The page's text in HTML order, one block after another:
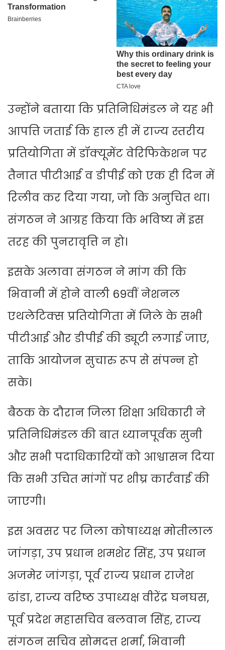
उन्होंने बताया कि प्रतिनिधिमंडल ने यह भी
आपत्ति जताई कि हाल ही में राज्य स्तरीय
प्रतियोगिता में डॉक्यूमेंट वेरिफिकेशन पर
तैनात पीटीआई व डीपीई को एक ही दिन में
रिलीव कर दिया गया, जो कि अनुचित था।
संगठन ने आग्रह किया कि भविष्य में इस
तरह की पुनरावृत्ति न हो।
इसके अलावा संगठन ने मांग की कि
भिवानी में होने वाली 69वीं नेशनल
एथलेटिक्स प्रतियोगिता में जिले के सभी
पीटीआई और डीपीई की ड्यूटी लगाई जाए,
ताकि आयोजन सुचारु रूप से संपन्न हो
सके।
बैठक के दौरान जिला शिक्षा अधिकारी ने
प्रतिनिधिमंडल की बात ध्यानपूर्वक सुनी
और सभी पदाधिकारियों को आश्वासन दिया
कि सभी उचित मांगों पर शीघ्र कार्रवाई की
जाएगी।
इस अवसर पर जिला कोषाध्यक्ष मोतीलाल
जांगड़ा, उप प्रधान शमशेर सिंह, उप प्रधान
अजमेर जांगड़ा, पूर्व राज्य प्रधान राजेश
ढांडा, राज्य वरिष्ठ उपाध्यक्ष वीरेंद्र घनघस,
पूर्व प्रदेश महासचिव बलवान सिंह, राज्य
संगठन सचिव सोमदत्त शर्मा, भिवानी